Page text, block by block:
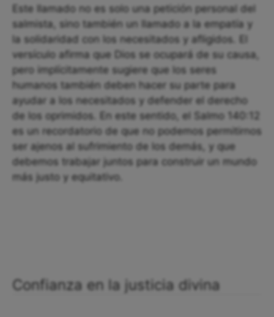
Este llamado no es solo una petición personal del
salmista, sino también un llamado a la empatía y
la solidaridad con los necesitados y afligidos. El
versículo afirma que Dios se ocupará de su causa,
pero implícitamente sugiere que los seres
humanos también deben hacer su parte para
ayudar a los necesitados y defender el derecho
de los oprimidos. En este sentido, el Salmo 140:12
es un recordatorio de que no podemos permitirnos
ser ajenos al sufrimiento de los demás, y que
debemos trabajar juntos para construir un mundo
más justo y equitativo.
Confianza en la justicia divina